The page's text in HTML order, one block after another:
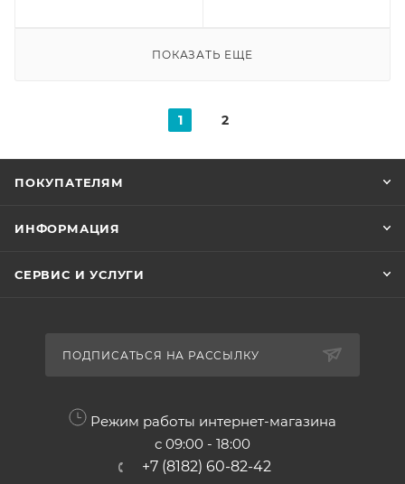
ПОКАЗАТЬ ЕЩЕ
1 2
ПОКУПАТЕЛЯМ
ИНФОРМАЦИЯ
СЕРВИС И УСЛУГИ
ПОДПИСАТЬСЯ НА РАССЫЛКУ
Режим работы интернет-магазина
с 09:00 - 18:00
+7 (8182) 60-82-42